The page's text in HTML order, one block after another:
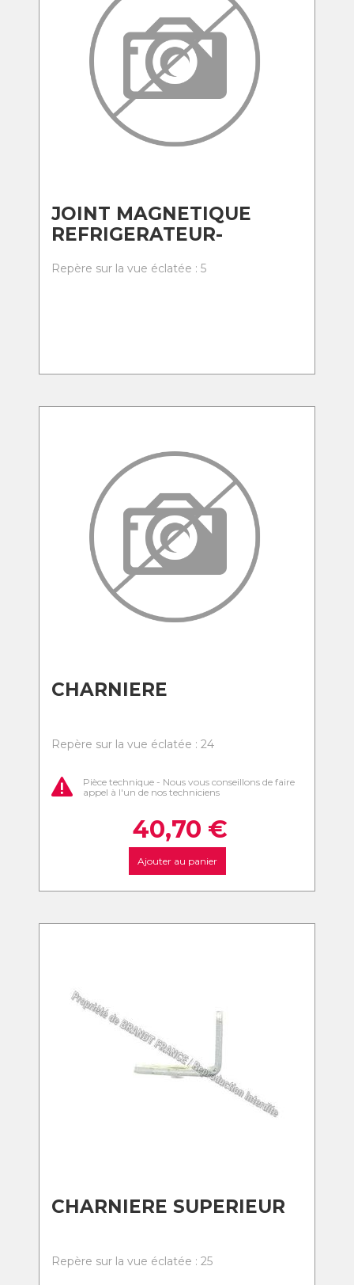
JOINT MAGNETIQUE
REFRIGERATEUR-
Repère sur la vue éclatée : 5
CHARNIERE
Repère sur la vue éclatée : 24
Pièce technique - Nous vous conseillons de faire
appel à l'un de nos techniciens
40,70 €
Ajouter au panier
CHARNIERE SUPERIEUR
Repère sur la vue éclatée : 25